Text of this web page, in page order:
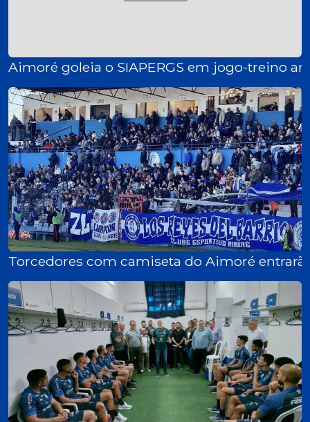
Aimoré goleia o SIAPERGS em jogo-treino
Torcedores com camiseta do Aimoré